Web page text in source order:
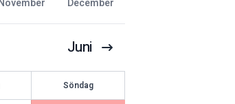
november december
Juni
Söndag